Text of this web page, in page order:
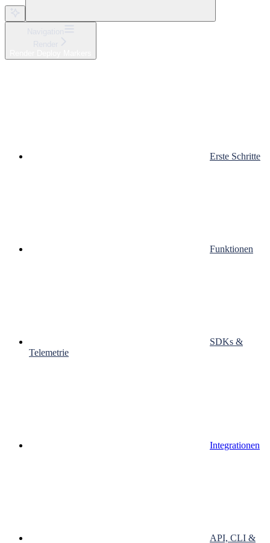
Erste Schritte
Funktionen
SDKs &
Telemetrie
Integrationen
API, CLI &